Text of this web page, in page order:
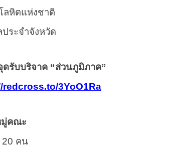
ลหิตแห่งชาติ
ระจำจังหวัด
ดรับบริจาค “ส่วนภูมิภาค”
redcross.to/3YoO1Ra
มู่คณะ
20 คน